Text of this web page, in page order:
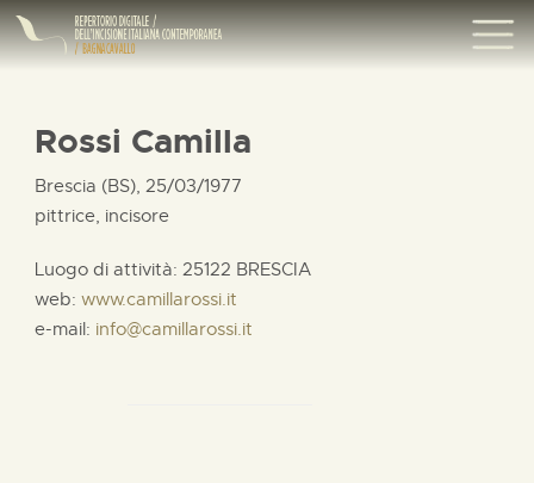
Rossi Camilla
Brescia (BS), 25/03/1977
pittrice, incisore
Luogo di attività: 25122 BRESCIA
web: www.camillarossi.it
e-mail: info@camillarossi.it